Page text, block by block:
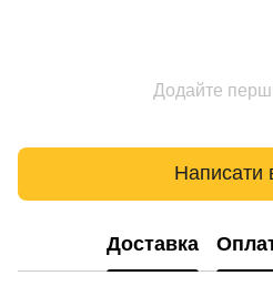
Додайте
Написати
Доставка